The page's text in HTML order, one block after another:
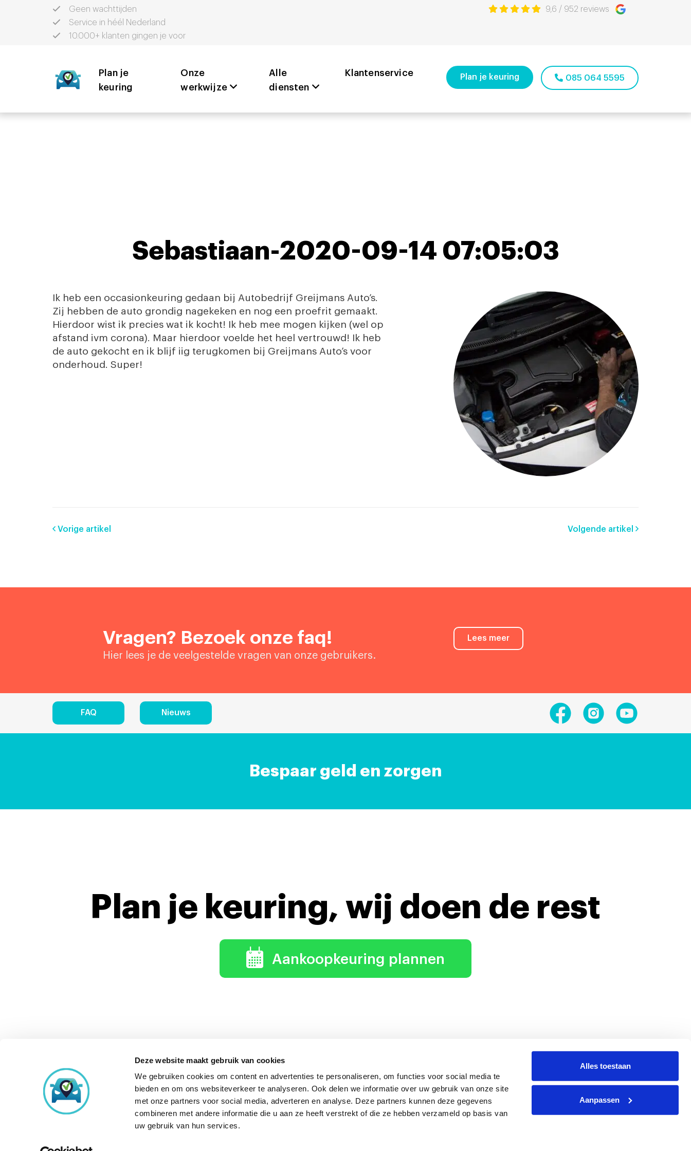
Deze website maakt gebruik van cookies
We gebruiken cookies om content en advertenties te personaliseren, om functies voor social media te
bieden en om ons websiteverkeer te analyseren. Ook delen we informatie over uw gebruik van onze site
met onze partners voor social media, adverteren en analyse. Deze partners kunnen deze gegevens
combineren met andere informatie die u aan ze heeft verstrekt of die ze hebben verzameld op basis van
uw gebruik van hun services.
Alles toestaan
Aanpassen
Geen wachttijden
Service in héél Nederland
10.000+ klanten gingen je voor
9,6 / 952 reviews
Plan je
keuring
Onze
werkwijze
Alle
diensten
Klantenservice Plan je keuring 085 064 5595
Sebastiaan-2020-09-14 07:05:03
Ik heb een occasionkeuring gedaan bij Autobedrijf Greijmans Auto’s.
Zij hebben de auto grondig nagekeken en nog een proefrit gemaakt.
Hierdoor wist ik precies wat ik kocht! Ik heb mee mogen kijken (wel op
afstand ivm corona). Maar hierdoor voelde het heel vertrouwd! Ik heb
de auto gekocht en ik blijf iig terugkomen bij Greijmans Auto’s voor
onderhoud. Super!
Vorige artikel Volgende artikel
Vragen? Bezoek onze faq!
Hier lees je de veelgestelde vragen van onze gebruikers.
Lees meer
FAQ Nieuws
Bespaar geld en zorgen
Plan je keuring, wij doen de rest
Aankoopkeuring plannen
Onze aankoopkeuring verdient zich altijd terug Hoe dan?